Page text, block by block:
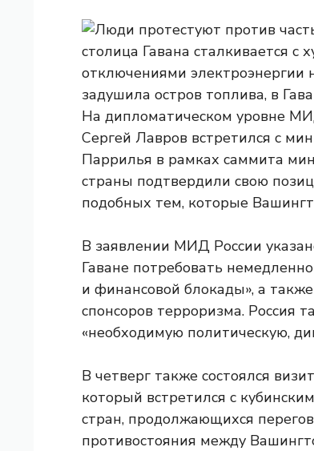
На дипломатическом уровне
Сергей Лавров встретился с
Паррилья в рамках саммита
страны подтвердили свою
подобных тем, которые
В заявлении МИД России
Гаване потребовать
и финансовой блокады», а
спонсоров терроризма. Россия
«необходимую политическую,
В четверг также состоялся
который встретился с
стран, продолжающихся
противостояния между